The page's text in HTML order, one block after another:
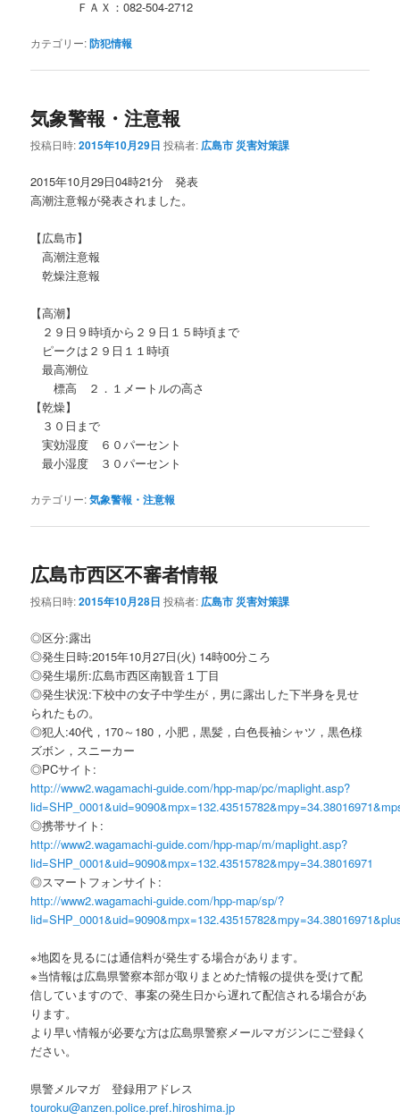
ＦＡＸ：082‐504-2712
カテゴリー:防犯情報
気象警報・注意報
投稿日時:2015年10月29日 投稿者: 広島市 災害対策課
2015年10月29日04時21分 発表
高潮注意報が発表されました。
【広島市】
高潮注意報
乾燥注意報
【高潮】
２９日９時頃から２９日１５時頃まで
ピークは２９日１１時頃
最高潮位
標高 ２．１メートルの高さ
【乾燥】
３０日まで
実効湿度 ６０パーセント
最小湿度 ３０パーセント
カテゴリー:気象警報・注意報
広島市西区不審者情報
投稿日時:2015年10月28日 投稿者: 広島市 災害対策課
◎区分:露出
◎発生日時:2015年10月27日(火) 14時00分ころ
◎発生場所:広島市西区南観音１丁目
◎発生状況:下校中の女子中学生が，男に露出した下半身を見せ
られたもの。
◎犯人:40代，170～180，小肥，黒髪，白色長袖シャツ，黒色様
ズボン，スニーカー
◎PCサイト:
http://www2.wagamachi-guide.com/hpp-map/pc/maplight.asp?
◎携帯サイト:
http://www2.wagamachi-guide.com/hpp-map/m/maplight.asp?
lid=SHP_0001&uid=9090&mpx=132.43515782&mpy=34.38016971
◎スマートフォンサイト:
http://www2.wagamachi-guide.com/hpp-map/sp/?
※地図を見るには通信料が発生する場合があります。
※当情報は広島県警察本部が取りまとめた情報の提供を受けて配
信していますので、事案の発生日から遅れて配信される場合があ
ります。
より早い情報が必要な方は広島県警察メールマガジンにご登録く
ださい。
県警メルマガ 登録用アドレス
touroku@anzen.police.pref.hiroshima.jp